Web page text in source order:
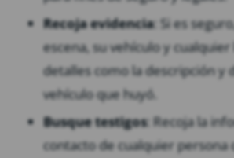
Recoja evidencia: Si es
escena, su vehículo y
detalles como la descripción y
vehículo que huyó.
Busque testigos: Recoja la
contacto de cualquier persona